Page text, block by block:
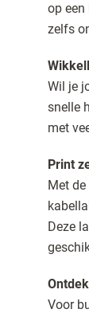
op een
zelfs
Wil je
snelle
met
Print
Met de
Deze
Voor